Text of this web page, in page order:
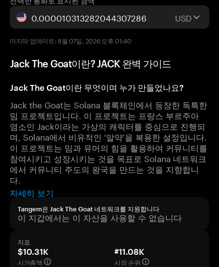
USD
마지막 업데이트: 8월 07일, 2026 오후 01:40
Jack The Goat이란? JACK 완벽 가이드
Jack The Goat이란 무엇이며 누가 만들었나요?
Jack the Goat는 Solana 블록체인에서 등장한 독특한
밈 프로젝트입니다. 이 프로젝트는 프랑스 부르주아
염소인 Jack이라는 가상의 캐릭터를 중심으로 진행되
며, Solana에서 비유적인 '알약'을 복용한 설정입니다.
이 프로젝트는 밈과 유머의 힘을 활용하여 커뮤니티를
참여시키고 성장시키는 것을 목표로 Solana 네트워크
에서 커뮤니티 주도의 왕국을 만드는 것을 지향합니
다.
자세히 보기
Tangem은 Jack The Goat 네트워크를 지원합니다
이 지갑에서는 이 자산을 사용할 수 없습니다
지표
$10.31K
시가총액
#11.08K
시장 순위